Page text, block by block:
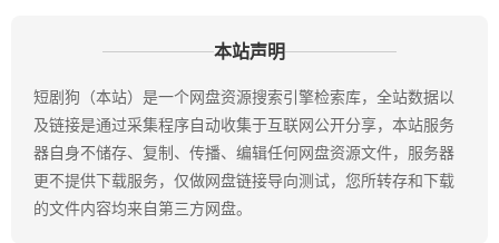
本站声明
短剧狗（本站）是一个网盘资源搜索引擎检索库，全站数据以
及链接是通过采集程序自动收集于互联网公开分享，本站服务
器自身不储存、复制、传播、编辑任何网盘资源文件，服务器
更不提供下载服务，仅做网盘链接导向测试，您所转存和下载
的文件内容均来自第三方网盘。